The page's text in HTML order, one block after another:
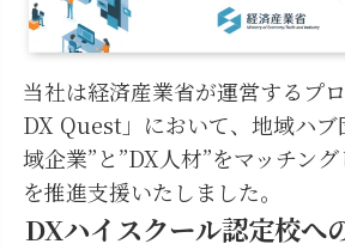
当社は経済産業省が運営するプ
DX Quest」において、地域ハブ
域企業”と”DX人材”をマッチン
を推進支援いたしました。
DXハイスクール認定校へ